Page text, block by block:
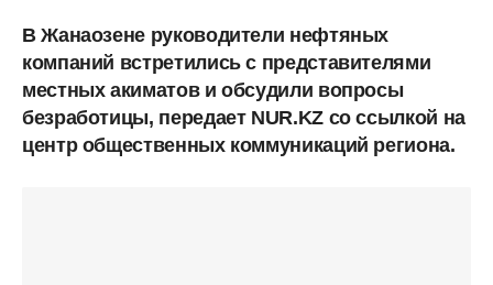
В Жанаозене руководители нефтяных
компаний встретились с представителями
местных акиматов и обсудили вопросы
безработицы, передает NUR.KZ со ссылкой на
центр общественных коммуникаций региона.